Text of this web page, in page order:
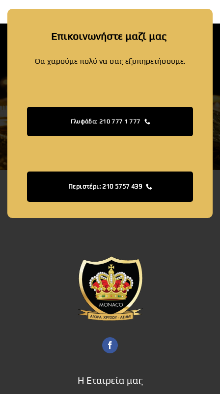
Επικοινωνήστε μαζί μας
Θα χαρούμε πολύ να σας εξυπηρετήσουμε.
Γλυφάδα: 210 777 1 777
Περιστέρι: 210 5757 439
Η Εταιρεία μας